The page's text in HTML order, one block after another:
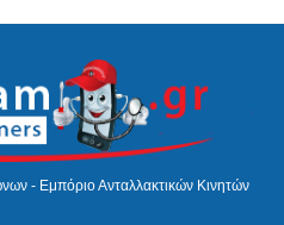
- Εμπόριο Ανταλλακτικών Κινητών